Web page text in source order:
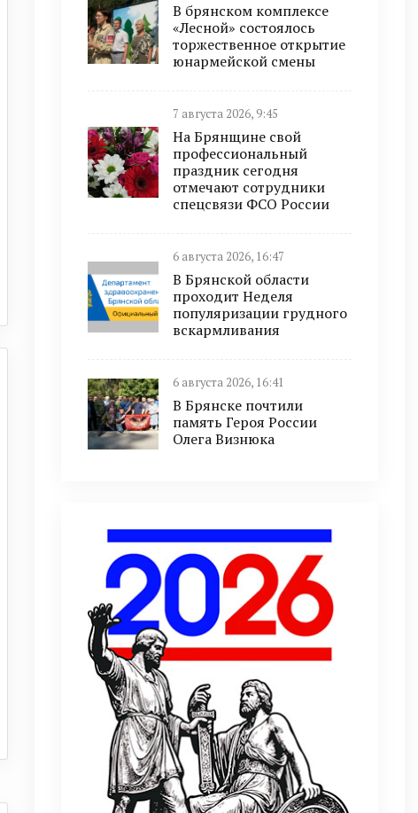
В брянском комплексе
«Лесной» состоялось
торжественное открытие
юнармейской смены
7 августа 2026, 9:45
На Брянщине свой
профессиональный
праздник сегодня
отмечают сотрудники
спецсвязи ФСО России
6 августа 2026, 16:47
В Брянской области
проходит Неделя
популяризации грудного
вскармливания
6 августа 2026, 16:41
В Брянске почтили
память Героя России
Олега Визнюка